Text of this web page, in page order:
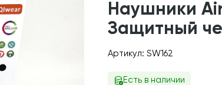
Наушники
Защитный
Артикул: SW162
Есть в наличии